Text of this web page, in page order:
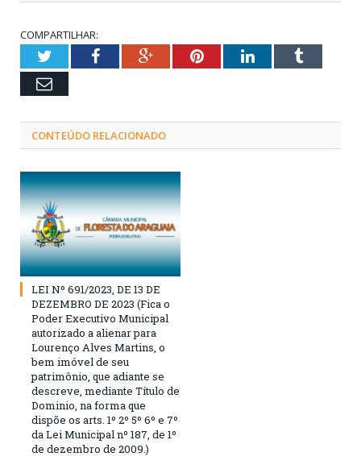
COMPARTILHAR:
TwitterFacebookGoogle+PinterestLinkedInTumblr
Email
CONTEÚDO RELACIONADO
LEI Nº 691/2023, DE 13 DE
DEZEMBRO DE 2023 (Fica o
Poder Executivo Municipal
autorizado a alienar para
Lourenço Alves Martins, o
bem imóvel de seu
patrimônio, que adiante se
descreve, mediante Título de
Dominio, na forma que
dispõe os arts. 1º 2º 5º 6º e 7º
da Lei Municipal nº 187, de 1º
de dezembro de 2009.)